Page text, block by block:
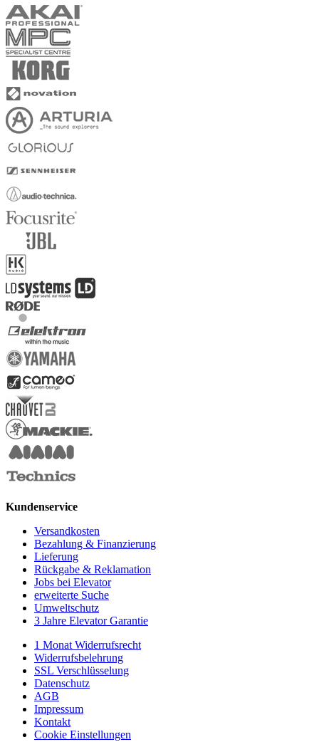
Kundenservice
Versandkosten
Bezahlung & Finanzierung
Lieferung
Rückgabe & Reklamation
Jobs bei Elevator
erweiterte Suche
Umweltschutz
3 Jahre Elevator Garantie
1 Monat Widerrufsrecht
Widerrufsbelehrung
SSL Verschlüsselung
Datenschutz
AGB
Impressum
Kontakt
Cookie Einstellungen